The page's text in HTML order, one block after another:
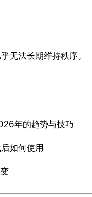
无法长期维持秩序。
年的趋势与技巧
如何使用